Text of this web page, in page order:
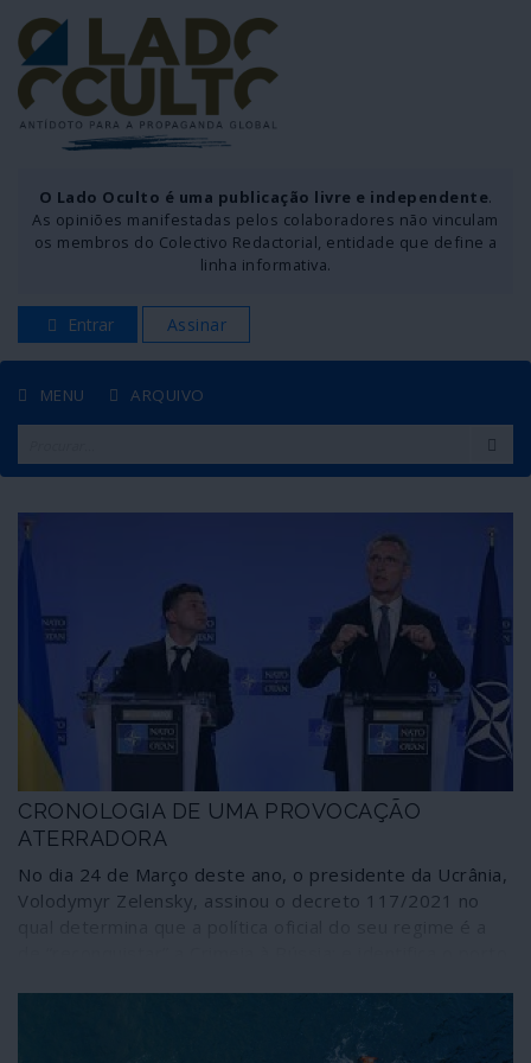
O Lado Oculto é uma publicação livre e independente.
As opiniões manifestadas pelos colaboradores não vinculam
os membros do Colectivo Redactorial, entidade que define a
linha informativa.
Entrar Assinar
MENU ARQUIVO
CRONOLOGIA DE UMA PROVOCAÇÃO
ATERRADORA
No dia 24 de Março deste ano, o presidente da Ucrânia,
Volodymyr Zelensky, assinou o decreto 117/2021 no
direcção ao Leste ucraniano, a região onde Kiev tem